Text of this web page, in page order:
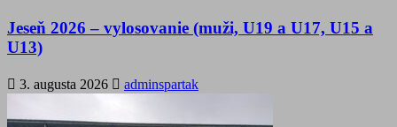
Jeseň 2026 – vylosovanie (muži, U19 a U17, U15 a
U13)
3. augusta 2026 adminspartak